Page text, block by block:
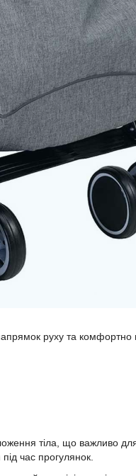
руху та
тіла, що важливо
час прогулянок.